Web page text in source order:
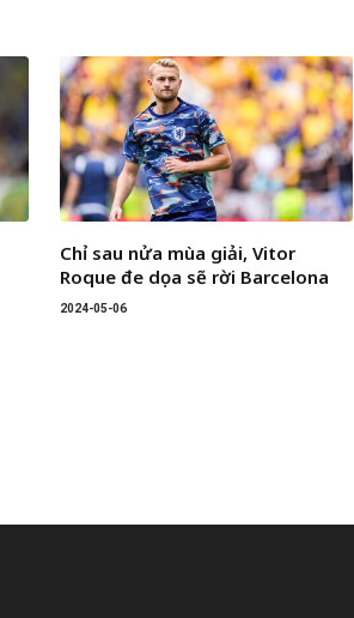
Chỉ sau nửa mùa giải, Vitor
Roque đe dọa sẽ rời Barcelona
2024-05-06